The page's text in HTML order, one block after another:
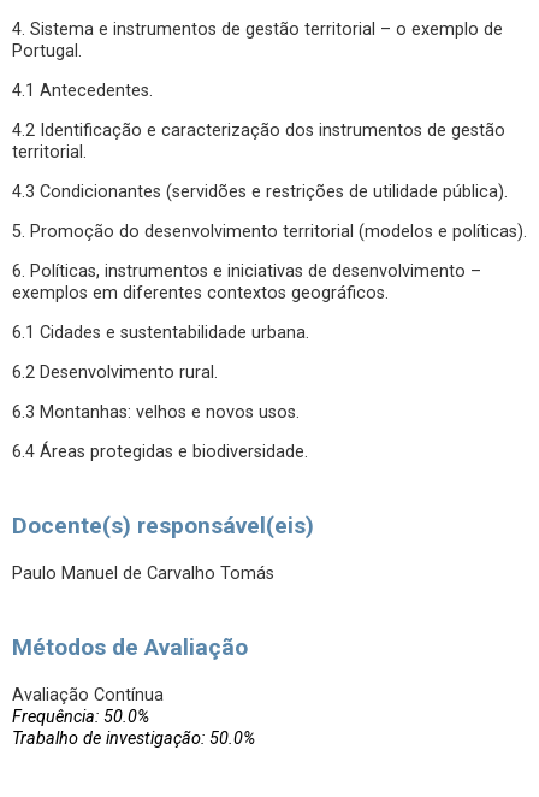
4. Sistema e instrumentos de gestão territorial – o exemplo de
Portugal.
4.1 Antecedentes.
4.2 Identificação e caracterização dos instrumentos de gestão
territorial.
4.3 Condicionantes (servidões e restrições de utilidade pública).
5. Promoção do desenvolvimento territorial (modelos e políticas).
6. Políticas, instrumentos e iniciativas de desenvolvimento –
exemplos em diferentes contextos geográficos.
6.1 Cidades e sustentabilidade urbana.
6.2 Desenvolvimento rural.
6.3 Montanhas: velhos e novos usos.
6.4 Áreas protegidas e biodiversidade.
Docente(s) responsável(eis)
Paulo Manuel de Carvalho Tomás
Métodos de Avaliação
Avaliação Contínua
Frequência: 50.0%
Trabalho de investigação: 50.0%